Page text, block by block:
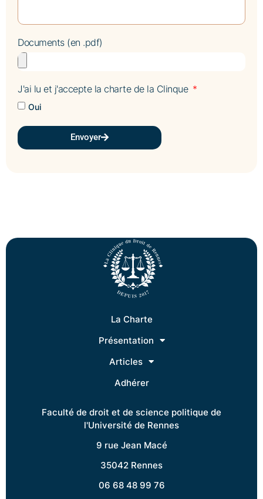
Documents (en .pdf)
J'ai lu et j'accepte la charte de la Clinque
Oui
Envoyer
La Charte
Présentation
Articles
Adhérer
Faculté de droit et de science politique de
l'Université de Rennes
9 rue Jean Macé
35042 Rennes
06 68 48 99 76